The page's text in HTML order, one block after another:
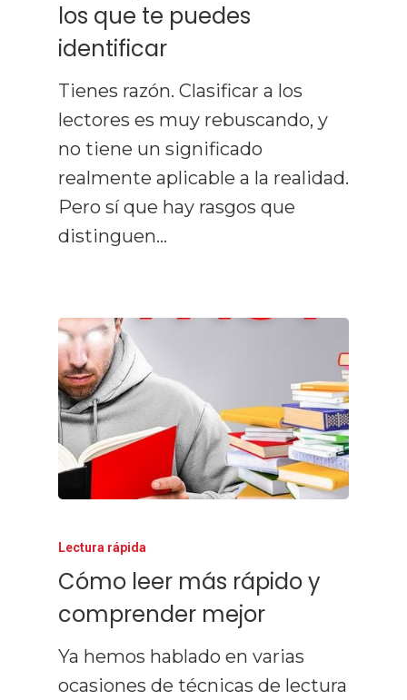
los que te puedes
identificar
Tienes razón. Clasificar a los
lectores es muy rebuscando, y
no tiene un significado
realmente aplicable a la realidad.
Pero sí que hay rasgos que
distinguen…
Lectura rápida
Cómo leer más rápido y
comprender mejor
Ya hemos hablado en varias
ocasiones de técnicas de lectura
Técnicas De Estudio
Memorización
Productividad